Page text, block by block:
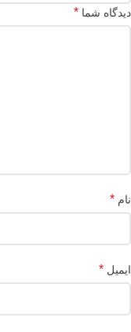
دیدگاه شما *
نام *
ایمیل *